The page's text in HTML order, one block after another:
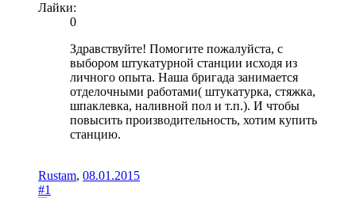
Лайки:
0
Здравствуйте! Помогите пожалуйста, с
выбором штукатурной станции исходя из
личного опыта. Наша бригада занимается
отделочными работами( штукатурка, стяжка,
шпаклевка, наливной пол и т.п.). И чтобы
повысить производительность, хотим купить
станцию.
Rustam, 08.01.2015
#1